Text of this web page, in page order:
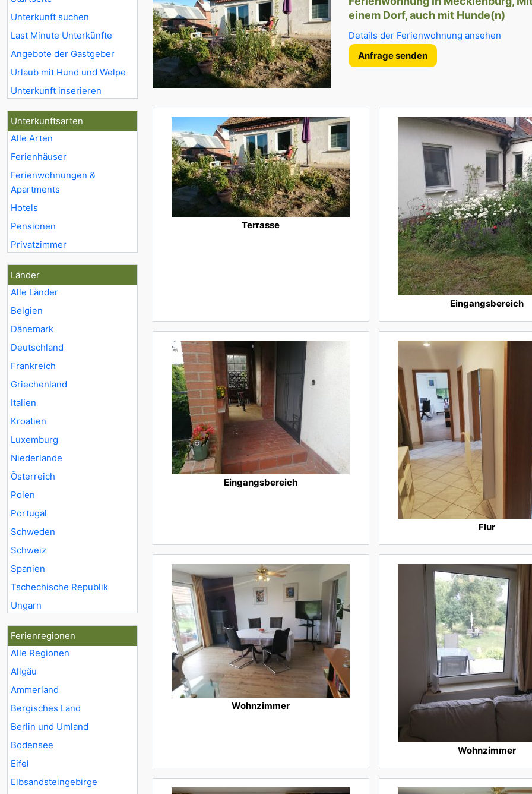
Unterkunft suchen
Last Minute Unterkünfte
Angebote der Gastgeber
Urlaub mit Hund und Welpe
Unterkunft inserieren
Unterkunftsarten
Alle Arten
Ferienhäuser
Ferienwohnungen &
Apartments
Hotels
Pensionen
Privatzimmer
Länder
Alle Länder
Belgien
Dänemark
Deutschland
Frankreich
Griechenland
Italien
Kroatien
Luxemburg
Niederlande
Österreich
Polen
Portugal
Schweden
Schweiz
Spanien
Tschechische Republik
Ungarn
Ferienregionen
Alle Regionen
Allgäu
Ammerland
Bergisches Land
Berlin und Umland
Bodensee
Eifel
Elbsandsteingebirge
einem Dorf, auch mit Hunde(n)
Details der Ferienwohnung ansehen
Anfrage senden
Terrasse
Eingangsbereich
Eingangsbereich
Flur
Wohnzimmer
Wohnzimmer